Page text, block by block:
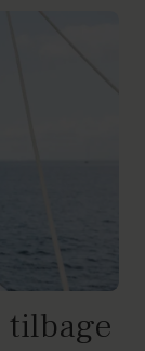
tilbage